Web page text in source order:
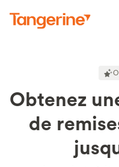
Obtenez
de